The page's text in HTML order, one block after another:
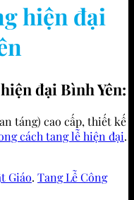
hiện đại
đại Bình Yên:
táng) cao cấp, thiết kế
cách tang lễ hiện đại.
Giáo. Tang Lễ Công